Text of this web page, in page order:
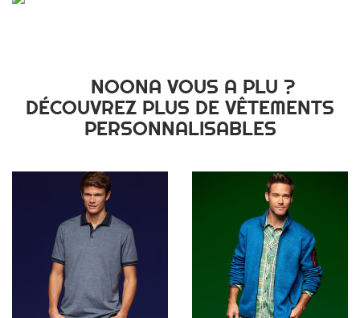
NOONA VOUS A PLU ?
DÉCOUVREZ PLUS DE VÊTEMENTS
PERSONNALISABLES